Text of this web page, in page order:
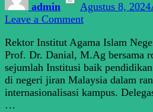
admin Agustus 8, 2024
Leave a Commenton
Pimpinan
IAIN
Lhokseumawe
Lakukan
Rektor Institut Agama Islam
Prof. Dr. Danial, M.Ag bersama
sejumlah Institusi baik
di negeri jiran Malaysia dalam
internasionalisasi kampus.
…